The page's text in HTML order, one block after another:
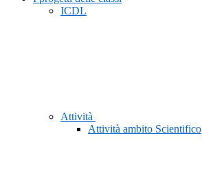
ICDL
Attività
Attività ambito Scientifico